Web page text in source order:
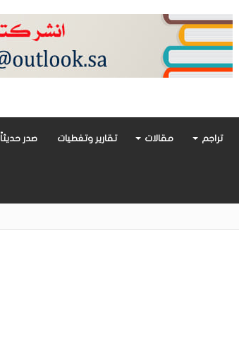
تراجم مقالات تقارير وتغطيات صدر حديثاً
في هشاشة الحب وصراعات الذات